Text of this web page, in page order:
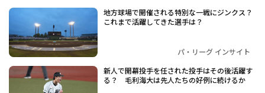
地方球場で開催される特別な一戦にジンクス？
これまで活躍してきた選手は？
パ・リーグ インサイト
新人で開幕投手を任された投手はその後活躍す
る？ 毛利海大は先人たちの好例に続けるか